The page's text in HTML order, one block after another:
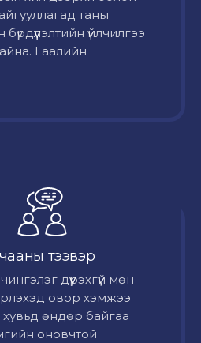
таны
үйлчилгээ
Гаалийн
тээвэр
дүүрэхгүй мөн
овор хэмжээ
өндөр байгаа
оновчтой